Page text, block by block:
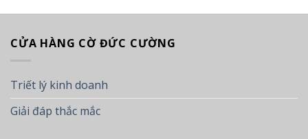
CỬA HÀNG CỜ ĐỨC CƯỜNG
Triết lý kinh doanh
Giải đáp thắc mắc